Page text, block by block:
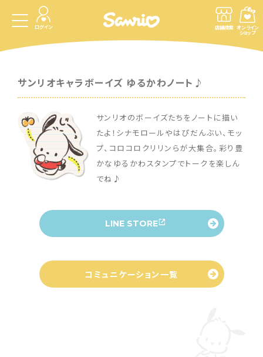
ログイン 店舗検索 オンライン
ショップ
サンリオキャラボーイズ ゆるかわノート♪
サンリオのボーイズたちをノートに描い
たよ！シナモロールやはぴだんぶい、モッ
プ、コロコロクリリンらが大集合。彩り豊
かなゆるかわスタンプでトークを楽しん
でね♪
LINE STORE
コミュニケーション一覧